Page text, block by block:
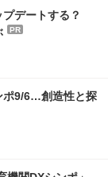
プデートする？
PR
ポ9/6…創造性と探